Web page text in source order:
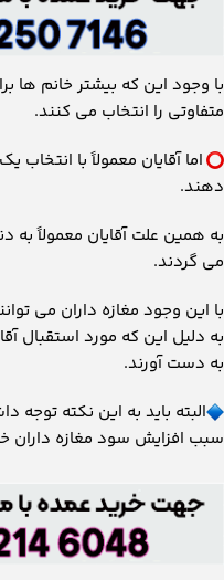
با وجود این که بیشتر خانم ‌ها
متفاوتی را انتخاب می ‌کنند.
اما آقایان معمولاً با
‌دهند.
به همین علت آقایان معمولاً به
می‌ گردند.
با این وجود مغازه داران ‌می
به دلیل این که مورد استقبال
به دست آورند.
البته باید به این نکته توجه
سبب افزایش سود مغازه داران